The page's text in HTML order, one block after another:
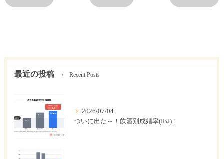
最近の投稿 Recent Posts
2026/07/04
ついに出た～！飲酒別成婚率(IBJ)！